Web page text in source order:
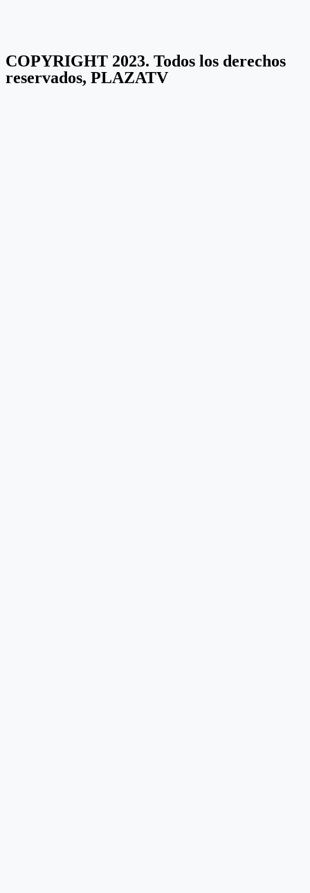
COPYRIGHT 2023. Todos los derechos
reservados, PLAZATV